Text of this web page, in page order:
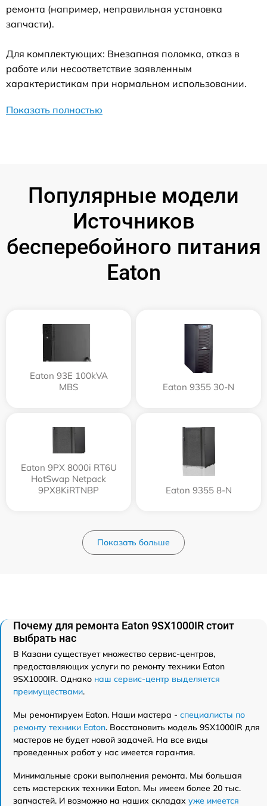
ремонта (например, неправильная установка
запчасти).
Для комплектующих: Внезапная поломка, отказ в
работе или несоответствие заявленным
характеристикам при нормальном использовании.
Показать полностью
Популярные модели
Источников
бесперебойного питания
Eaton
Eaton 93E 100kVA
MBS
Eaton 9355 30-N
Eaton 9PX 8000i RT6U
HotSwap Netpack
9PX8KiRTNBP
Eaton 9355 8-N
Показать больше
Почему для ремонта Eaton 9SX1000IR стоит
выбрать нас
В Казани существует множество сервис-центров,
предоставляющих услуги по ремонту техники Eaton
9SX1000IR. Однако наш сервис-центр выделяется
преимуществами.
Мы ремонтируем Eaton. Наши мастера - специалисты по
ремонту техники Eaton. Восстановить модель 9SX1000IR для
мастеров не будет новой задачей. На все виды
проведенных работ у нас имеется гарантия.
Минимальные сроки выполнения ремонта. Мы большая
сеть мастерских техники Eaton. Мы имеем более 20 тыс.
запчастей. И возможно на наших складах уже имеется